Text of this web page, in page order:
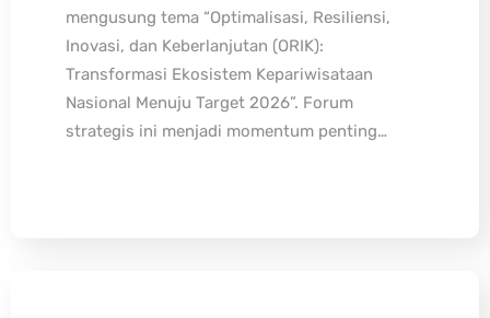
mengusung tema “Optimalisasi, Resiliensi,
Inovasi, dan Keberlanjutan (ORIK):
Transformasi Ekosistem Kepariwisataan
Nasional Menuju Target 2026”. Forum
strategis ini menjadi momentum penting…